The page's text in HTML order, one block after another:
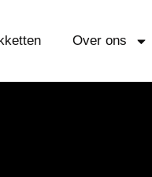
Over ons